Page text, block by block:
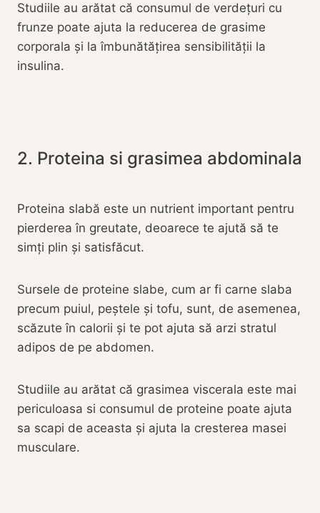
Studiile au arătat că consumul de verdețuri cu
frunze poate ajuta la reducerea de grasime
corporala și la îmbunătățirea sensibilității la
insulina.
2. Proteina si grasimea abdominala
Proteina slabă este un nutrient important pentru
pierderea în greutate, deoarece te ajută să te
simți plin și satisfăcut.
Sursele de proteine slabe, cum ar fi carne slaba
precum puiul, peștele și tofu, sunt, de asemenea,
scăzute în calorii și te pot ajuta să arzi stratul
adipos de pe abdomen.
Studiile au arătat că grasimea viscerala este mai
periculoasa si consumul de proteine poate ajuta
sa scapi de aceasta și ajuta la cresterea masei
musculare.